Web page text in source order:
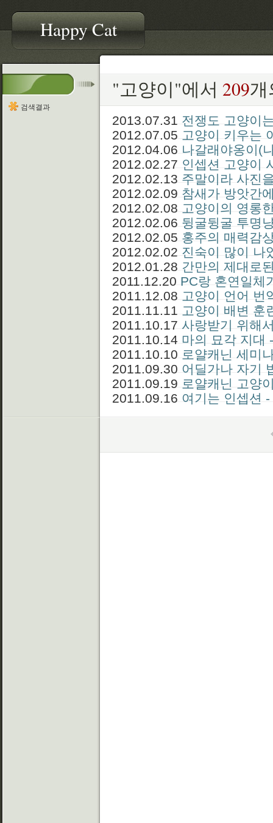
Happy Cat
검색결과
"고양이"에서 209
2013.07.31 전쟁도 고양이
2012.07.05 고양이 키우는
2012.04.06 나갈래야옹이(
2012.02.27 인셉션 고양이
2012.02.13 주말이라 사진
2012.02.09 참새가 방앗간
2012.02.08 고양이의 영롱
2012.02.06 뒹굴뒹굴 투명
2012.02.05 홍주의 매력감
2012.02.02 진숙이 많이 나
2012.01.28 간만의 제대로
2011.12.20 PC랑 혼연일체
2011.12.08 고양이 언어 번
2011.11.11 고양이 배변 훈
2011.10.17 사랑받기 위해
2011.10.14 마의 묘각 지대
2011.10.10 로얄캐닌 세미
2011.09.30 어딜가나 자기
2011.09.19 로얄캐닌 고양
2011.09.16 여기는 인셉션